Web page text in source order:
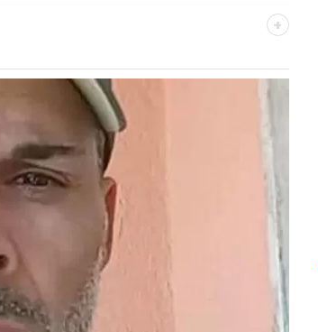
amo il giornalismo, il calcio, la TV e la
tendenze.